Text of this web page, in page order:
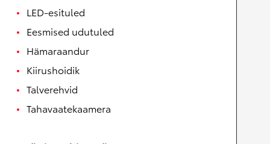
LED-esituled
Eesmised udutuled
Hämaraandur
Kiirushoidik
Talverehvid
Tahavaatekaamera